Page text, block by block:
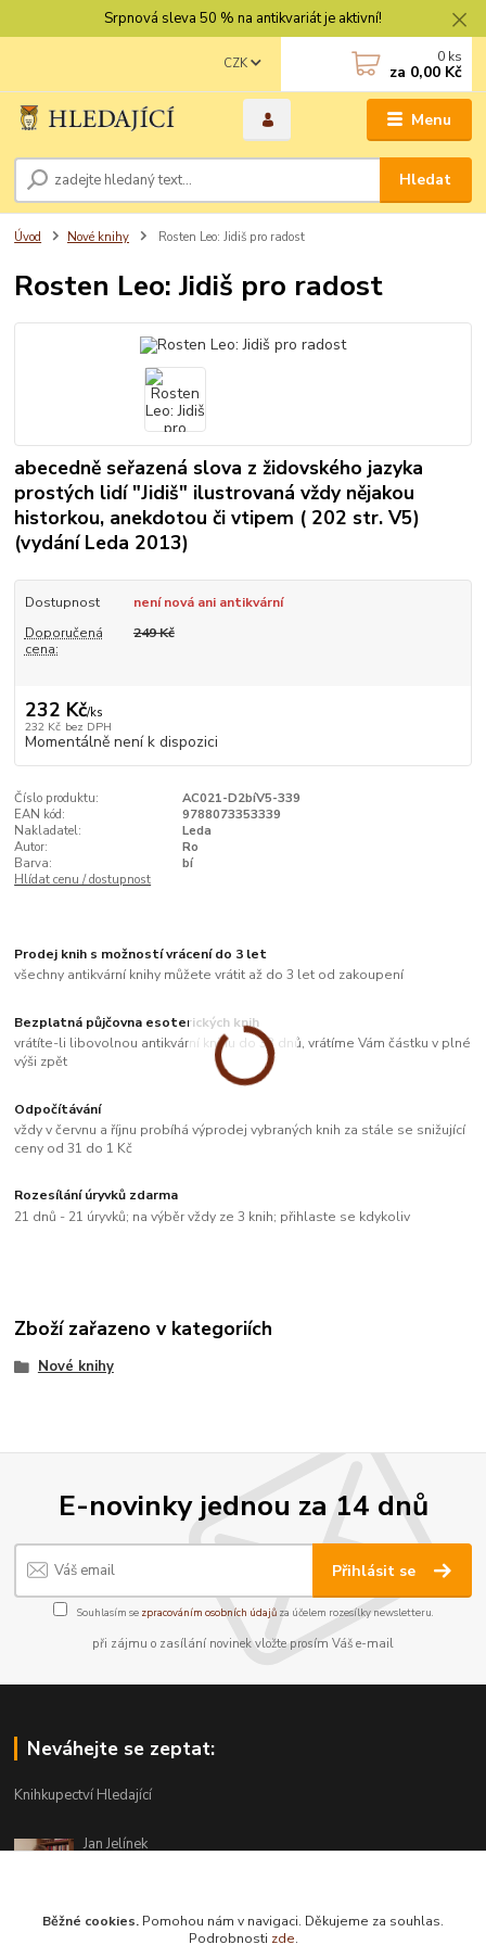
Srpnová sleva 50 % na antikvariát je aktivní!
Menu
CZK
Hledat
0 ks
za 0,00 Kč
Úvod Nové knihy Rosten Leo: Jidiš pro radost
Rosten Leo: Jidiš pro radost
abecedně seřazená slova z židovského jazyka
prostých lidí "Jidiš" ilustrovaná vždy nějakou
historkou, anekdotou či vtipem ( 202 str. V5)
(vydání Leda 2013)
Dostupnost
není nová ani antikvární
Doporučená
cena:
249 Kč
232 Kč/ks
232 Kč bez DPH
Momentálně není k dispozici
Číslo produktu:
AC021-D2bíV5-339
EAN kód:
9788073353339
Nakladatel:
Leda
Autor:
Ro
Barva:
bí
Hlídat cenu / dostupnost
Prodej knih s možností vrácení do 3 let
všechny antikvární knihy můžete vrátit až do 3 let od zakoupení
Bezplatná půjčovna esoterických knih
vrátíte-li libovolnou antikvární knihu do 33 dnů, vrátíme Vám částku v plné
výši zpět
Odpočítávání
vždy v červnu a říjnu probíhá výprodej vybraných knih za stále se snižující
ceny od 31 do 1 Kč
Rozesílání úryvků zdarma
21 dnů - 21 úryvků; na výběr vždy ze 3 knih; přihlaste se kdykoliv
Zboží zařazeno v kategoriích
Nové knihy
E-novinky jednou za 14 dnů
Přihlásit se
Souhlasím se zpracováním osobních údajůza účelem rozesílky newsletteru.
při zájmu o zasílání novinek vložte prosím Váš e-mail
Neváhejte se zeptat:
Knihkupectví Hledající
Jan Jelínek
info@hledajici.cz
Běžné cookies. Pomohou nám v navigaci. Děkujeme za souhlas.
Podrobnosti zde.